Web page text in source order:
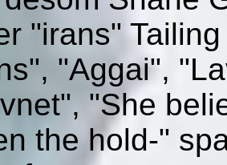
"irans"
"Aggai",
"She
the hold-"